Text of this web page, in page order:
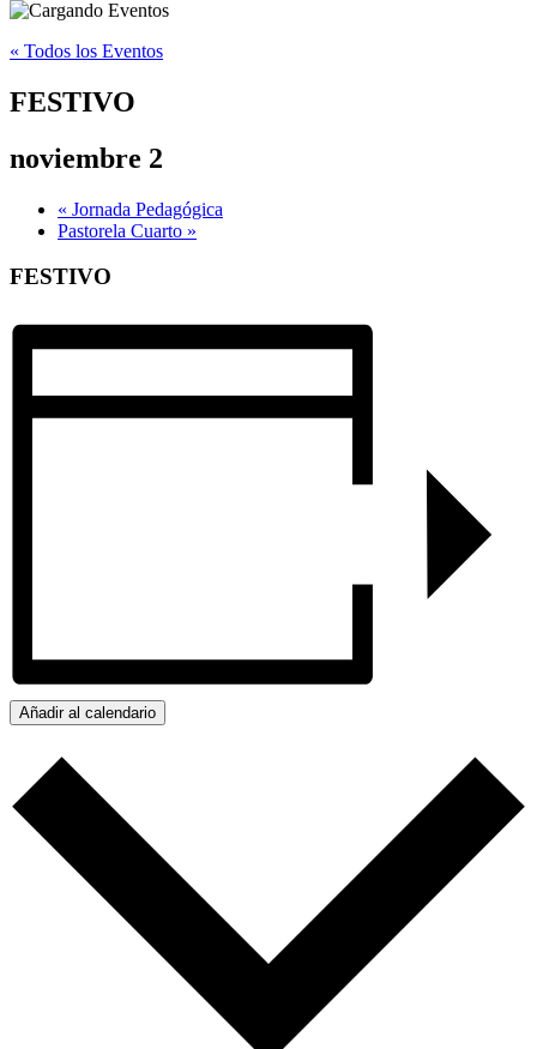
« Todos los Eventos
FESTIVO
noviembre 2
« Jornada Pedagógica
Pastorela Cuarto »
FESTIVO
Añadir al calendario